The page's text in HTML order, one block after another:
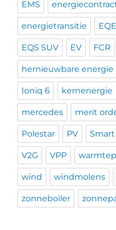
EMS
energietransitie EQE
EQS SUV EV FCR
hernieuwbare energie
Ioniq 6 kernenergie
mercedes merit
Polestar PV
V2G VPP
wind windmolens
zonneboiler